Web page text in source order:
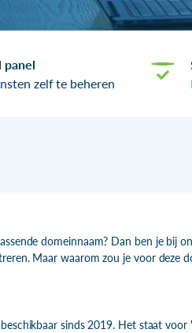
panel
zelf te beheren
domeinnaam? Dan ben je bij
Maar waarom zou je voor deze
sinds 2019. Het staat